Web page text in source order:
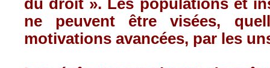
du droit ». Les populations et
ne peuvent être visées,
motivations avancées, par les